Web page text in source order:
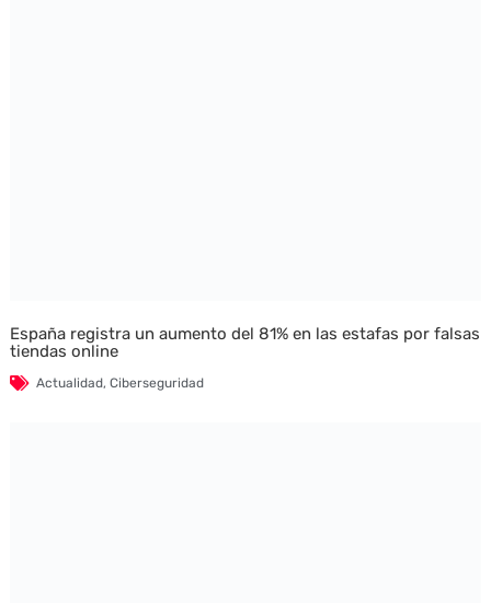
España registra un aumento del 81% en las estafas por falsas
tiendas online
Actualidad, Ciberseguridad